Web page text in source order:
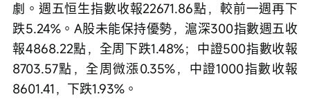
劇。週五恒生指數收報22671.86點，較前一週再下
跌5.24%。A股未能保持優勢，滬深300指數週五收
報4868.22點，全周下跌1.48%；中證500指數收報
8703.57點，全周微漲0.35%，中證1000指數收報
8601.41，下跌1.93%。